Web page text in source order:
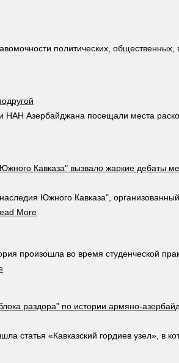
политических, общественных,
Азербайджана посещали места
Кавказа" вызвало жаркие дебаты
Южного Кавказа", организованный
More
произошла во время студенческой
раздора” по истории армяно-
статья «Кавказский гордиев узел», в